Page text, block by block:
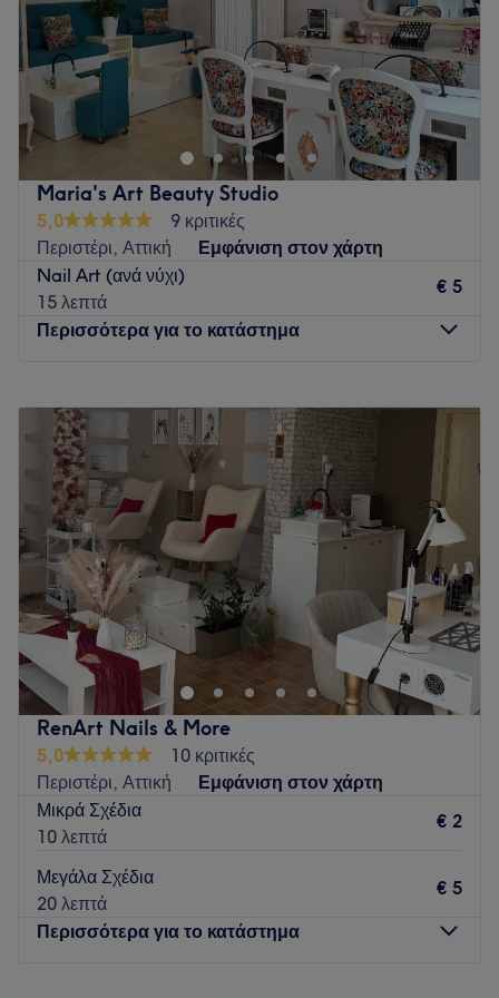
Κυριακή
Κλειστό
Το Hellen Nails Studio βρίσκεται στο Περιστέρι και
προσφέρει μια μεγάλη γκάμα υπηρεσιών ομορφιάς.
Go to venue
Maria's Art Beauty Studio
5,0
9 κριτικές
Περιστέρι, Αττική
Εμφάνιση στον χάρτη
Nail Art (ανά νύχι)
15 λεπτά
€ 5
Περισσότερα για το κατάστημα
Τρίτη
10:00
Τετάρτη
16:00
Πέμπτη
20:30
Παρασκευή
10:00
20:30
Σάββατο
10:00–16:00
Κυριακή
Κλειστό
Ένας χώρος ομορφιάς με γνώση και εμπειρία του
αντικειμένου. Νιώστε την απόλυτη χαλάρωση σε κάθε
υπηρεσία μας. Όμορφη από την κορυφή έως τα νύχια!
Go to venue
RenArt Nails & More
5,0
10 κριτικές
Περιστέρι, Αττική
Εμφάνιση στον χάρτη
Μικρά Σχέδια
10 λεπτά
€ 2
Μεγάλα Σχέδια
20 λεπτά
€ 5
Περισσότερα για το κατάστημα